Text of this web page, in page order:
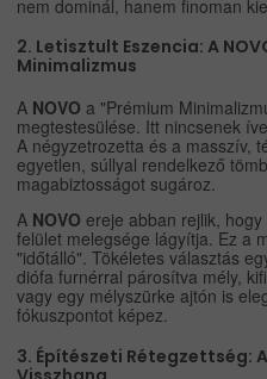
nem dominál, hanem finoman
2. Letisztult Eszencia: A
Minimalizmus
A NOVO a "Prémium
megtestesülése. Itt nincsenek
A négyzetrozetta és a masszív,
egyetlen, súllyal rendelkező
magabiztosságot sugároz.
A NOVO ereje abban rejlik,
felület melegsége lágyítja. Ez a
"időtálló". Tökéletes választás
diófa furnérral párosítva mély,
vagy egy mélyszürke ajtón is
fókuszpontot képez.
3. Építészeti Rétegzettség: A